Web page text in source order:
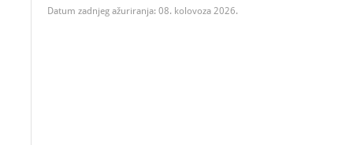
Datum zadnjeg ažuriranja: 08. kolovoza 2026.